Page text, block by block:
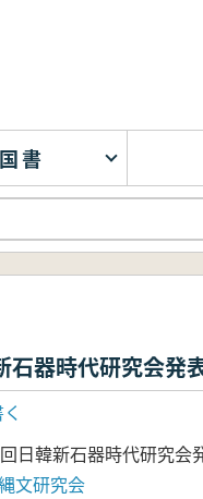
書
石器時代研究会発
日韓新石器時代研究会
文研究会